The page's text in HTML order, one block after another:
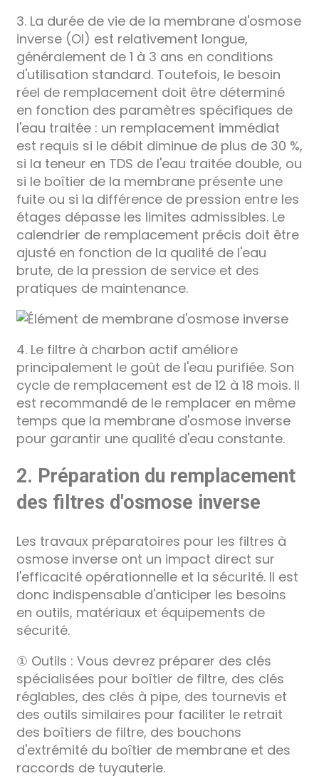
3. La durée de vie de la membrane d'osmose
inverse (OI) est relativement longue,
généralement de 1 à 3 ans en conditions
d'utilisation standard. Toutefois, le besoin
réel de remplacement doit être déterminé
en fonction des paramètres spécifiques de
l'eau traitée : un remplacement immédiat
est requis si le débit diminue de plus de 30 %,
si la teneur en TDS de l'eau traitée double, ou
si le boîtier de la membrane présente une
fuite ou si la différence de pression entre les
étages dépasse les limites admissibles. Le
calendrier de remplacement précis doit être
ajusté en fonction de la qualité de l'eau
brute, de la pression de service et des
pratiques de maintenance.
4. Le filtre à charbon actif améliore
principalement le goût de l'eau purifiée. Son
cycle de remplacement est de 12 à 18 mois. Il
est recommandé de le remplacer en même
temps que la membrane d'osmose inverse
pour garantir une qualité d'eau constante.
2. Préparation du remplacement
des filtres d'osmose inverse
Les travaux préparatoires pour les filtres à
osmose inverse ont un impact direct sur
l'efficacité opérationnelle et la sécurité. Il est
donc indispensable d'anticiper les besoins
en outils, matériaux et équipements de
sécurité.
① Outils : Vous devrez préparer des clés
spécialisées pour boîtier de filtre, des clés
réglables, des clés à pipe, des tournevis et
des outils similaires pour faciliter le retrait
des boîtiers de filtre, des bouchons
d'extrémité du boîtier de membrane et des
raccords de tuyauterie.